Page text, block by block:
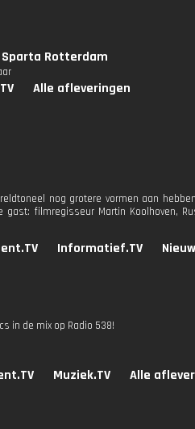
Sparta Rotterdam
Alle afleveringen
nog grotere vormen aan
filmregisseur Martin Koolhoven,
Informatief.TV
in de mix op Radio 538!
Muziek.TV Alle